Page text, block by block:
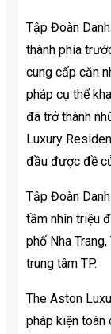
Tập Đoàn
thành phía
cung cấp căn
pháp cụ thể
đã trở thành
Luxury
đầu được đề
Tập Đoàn
tầm nhìn triệu
phố Nha
trung tâm TP.
The Aston
pháp kiện toàn